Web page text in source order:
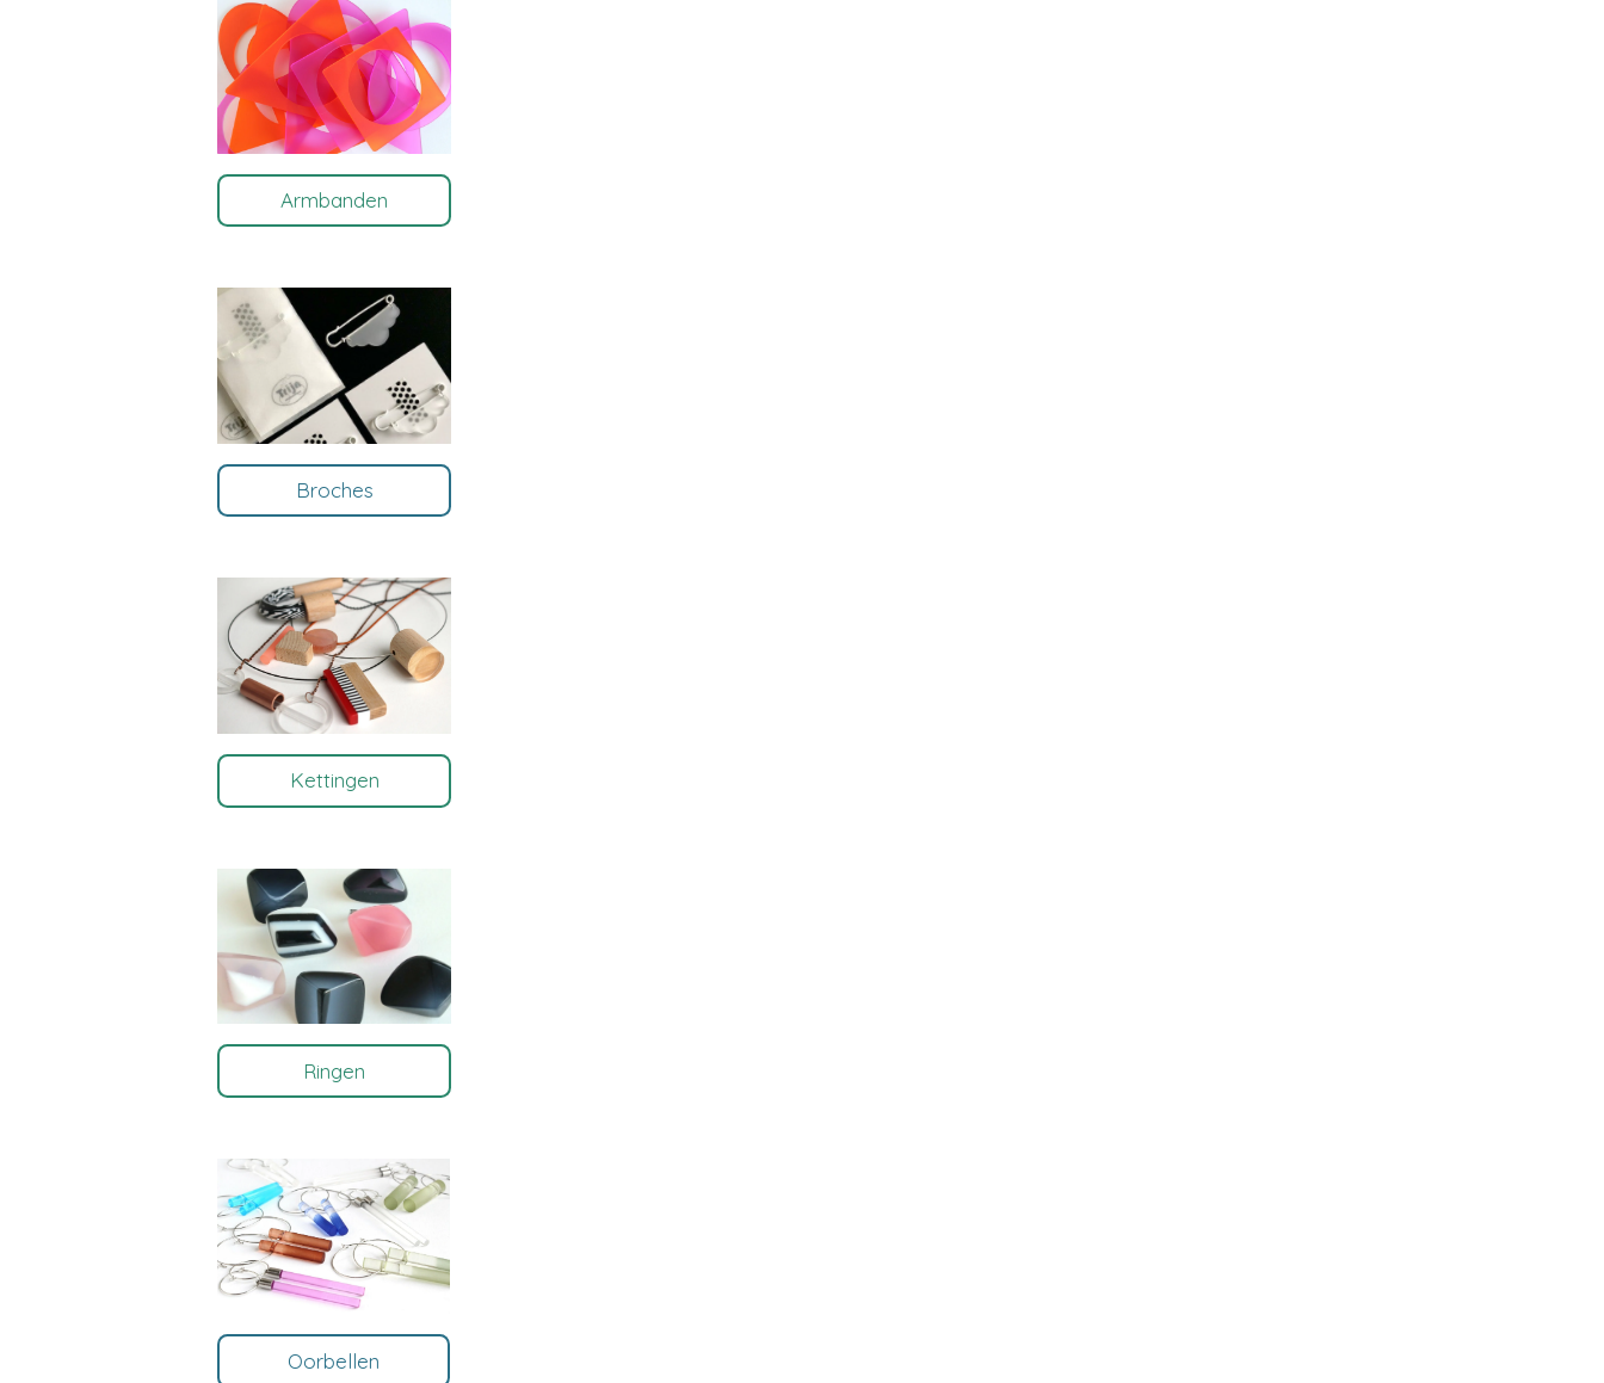
Armbanden
Broches
Kettingen
Ringen
Oorbellen